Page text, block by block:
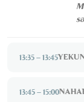
13:35 – 13:45
13:45 – 15:00